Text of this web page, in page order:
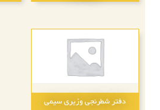
دفتر شطرنجی وزیری سیمی